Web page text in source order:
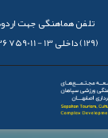
تلفن هماهنگی جهت اردوها :